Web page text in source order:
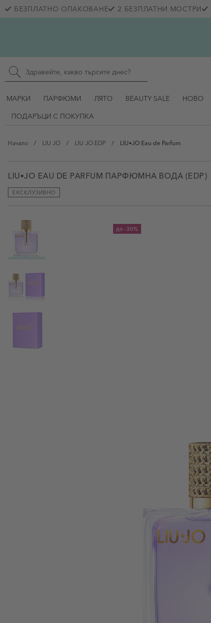
Прескачане към съдържанието
Skip to main content
БЕЗПЛАТНО ОПАКОВАНЕ 2 БЕЗПЛАТНИ МОСТРИ
Търсене в сайта
МАРКИ ПАРФЮМИ ЛЯТО BEAUTY SALE НОВО
ПОДАРЪЦИ С ПОКУПКА
Начало / LIU JO / LIU JO EDP / LIU•JO Eau de Parfum
LIU•JO EAU DE PARFUM ПАРФЮМНА ВОДА (EDP)
ЕКСКЛУЗИВНО
до -30%
View larger image
View larger image